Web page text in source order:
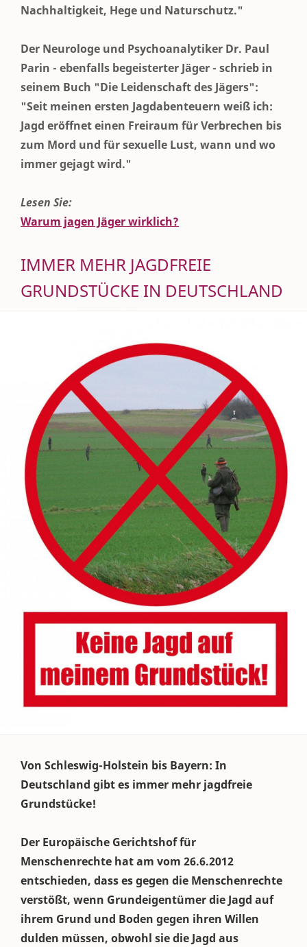
Nachhaltigkeit, Hege und Naturschutz."
Der Neurologe und Psychoanalytiker Dr. Paul
Parin - ebenfalls begeisterter Jäger - schrieb in
seinem Buch "Die Leidenschaft des Jägers":
"Seit meinen ersten Jagdabenteuern weiß ich:
Jagd eröffnet einen Freiraum für Verbrechen bis
zum Mord und für sexuelle Lust, wann und wo
immer gejagt wird."
Lesen Sie:
Warum jagen Jäger wirklich?
IMMER MEHR JAGDFREIE
GRUNDSTÜCKE IN DEUTSCHLAND
Von Schleswig-Holstein bis Bayern: In
Deutschland gibt es immer mehr jagdfreie
Grundstücke!
Der Europäische Gerichtshof für
Menschenrechte hat am vom 26.6.2012
entschieden, dass es gegen die Menschenrechte
verstößt, wenn Grundeigentümer die Jagd auf
ihrem Grund und Boden gegen ihren Willen
dulden müssen, obwohl sie die Jagd aus